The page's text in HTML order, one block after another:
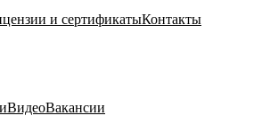
и сертификатыКонтакты
ВидеоВакансии